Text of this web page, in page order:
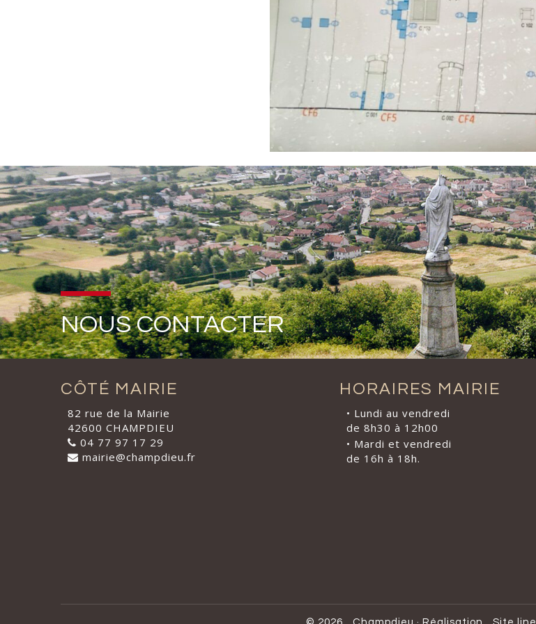
NOUS CONTACTER
CÔTÉ MAIRIE
82 rue de la Mairie
42600 CHAMPDIEU
04 77 97 17 29
mairie@champdieu.fr
HORAIRES MAIRIE
• Lundi au vendredi
de 8h30 à 12h00
• Mardi et vendredi
de 16h à 18h.